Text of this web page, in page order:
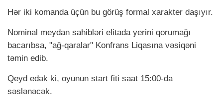
Hər iki komanda üçün bu görüş formal xarakter daşıyır.
Nominal meydan sahibləri elitada yerini qorumağı
bacarıbsa, "ağ-qaralar" Konfrans Liqasına vəsiqəni
təmin edib.
Qeyd edək ki, oyunun start fiti saat 15:00-da
səslənəcək.